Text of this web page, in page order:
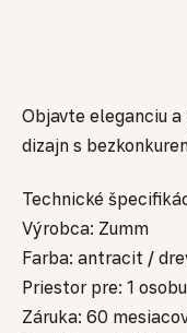
Objavte eleganciu
dizajn s
Technické
Výrobca: Zumm
Farba: antracit /
Priestor pre: 1 osobu
Záruka: 60